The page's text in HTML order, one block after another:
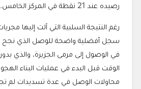
رصيده عند 21 نقطة في المركز الخامس.
رغم النتيجة السلبية التي آلت إليها
سجل أفضلية واضحة للوصل الذي نجح
في الوصول إلى مرمى الجزيرة، والذي
الوقت قبل البدء في عمليات البناء
محاولات الوصل في عدة تسديدات لم